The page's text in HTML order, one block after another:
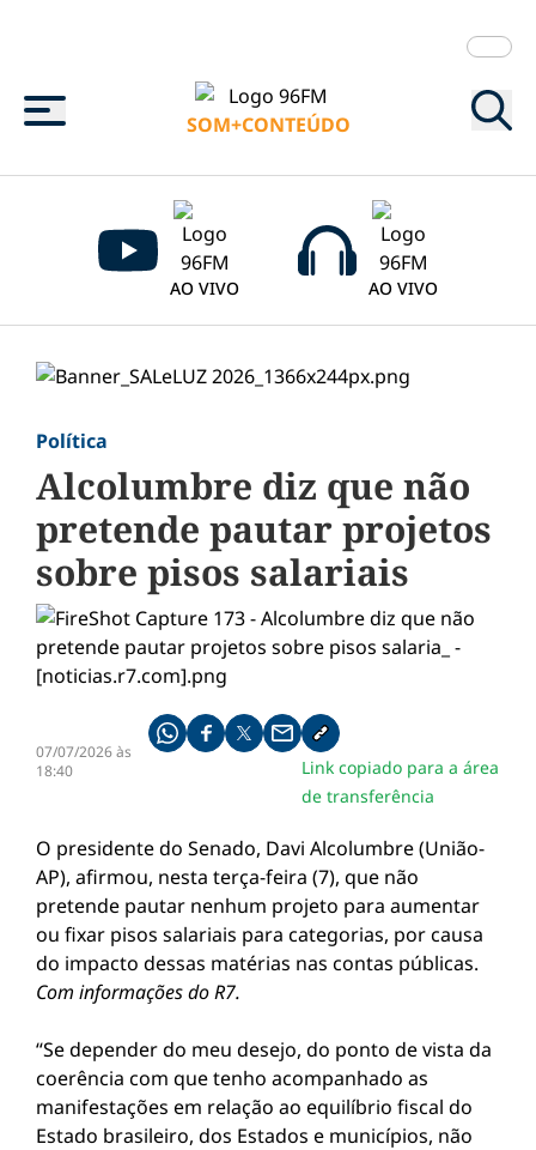
Menu
SOM+CONTEÚDO
AO VIVO AO VIVO
Política
Alcolumbre diz que não
pretende pautar projetos
sobre pisos salariais
07/07/2026 às
18:40
Compartilhe pelo whatsapp
Compartilhar no facebook
Compartilhar no twitter
Compartilhe pelo email
Copiar link da notícia
Link copiado para a área
de transferência
O presidente do Senado, Davi Alcolumbre (União-
AP), afirmou, nesta terça-feira (7), que não
pretende pautar nenhum projeto para aumentar
ou fixar pisos salariais para categorias, por causa
do impacto dessas matérias nas contas públicas.
Com informações do R7.
“Se depender do meu desejo, do ponto de vista da
coerência com que tenho acompanhado as
manifestações em relação ao equilíbrio fiscal do
Estado brasileiro, dos Estados e municípios, não